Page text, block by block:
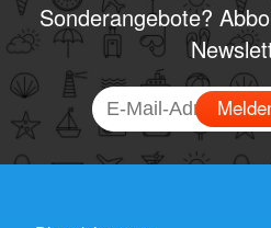
Sonderangebote?